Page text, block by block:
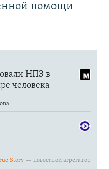
помощи